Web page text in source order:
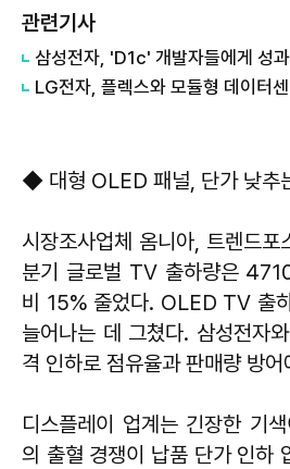
관련기사
◆ 대형 OLED 패널, 단가 낮추
시장조사업체 옴니아, 트렌드
분기 글로벌 TV 출하량은
비 15% 줄었다. OLED TV 출
늘어나는 데 그쳤다. 삼성전자
격 인하로 점유율과 판매량 방
디스플레이 업계는 긴장한 기
의 출혈 경쟁이 납품 단가 인하